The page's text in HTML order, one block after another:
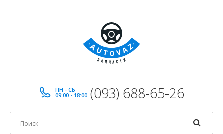
ПН - СБ
09:00 - 18:00 (093) 688-65-26